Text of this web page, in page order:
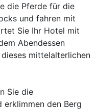
die Pferde für die
und fahren mit
Sie Ihr Hotel mit
Abendessen
mittelalterlichen
Sie die
erklimmen den Berg